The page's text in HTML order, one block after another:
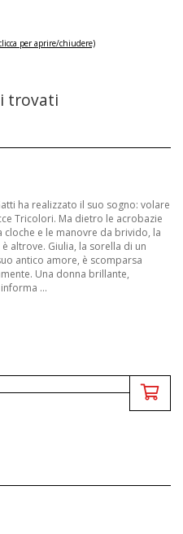
per aprire/chiudere)
trovati
ha realizzato il suo sogno: volare
Tricolori. Ma dietro le acrobazie
cloche e le manovre da brivido, la
è altrove. Giulia, la sorella di un
antico amore, è scomparsa
Una donna brillante,
...